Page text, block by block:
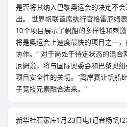
是否将其纳入巴黎奥运会的决定不
出。 世界帆联首席执行官格雷厄姆
10个项目展示了帆船的多样性和刺
将是奥运会上速度最快的项目之一
协作。” 对于尚处于待定状态的混合
厄姆说，将与国际奥委会和巴黎奥
项目安全性的关切。“离岸赛让帆船
子竞技元素融合进来。”
新华社石家庄1月23日电(记者杨帆